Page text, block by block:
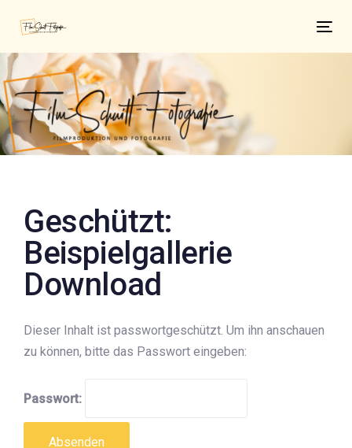
überspringen
primären
Navigation
springen
Zum
Inhalt
springen
Geschützt:
Beispielgallerie
Download
Dieser Inhalt ist passwortgeschützt. Um ihn anschauen
zu können, bitte das Passwort eingeben:
Passwort: